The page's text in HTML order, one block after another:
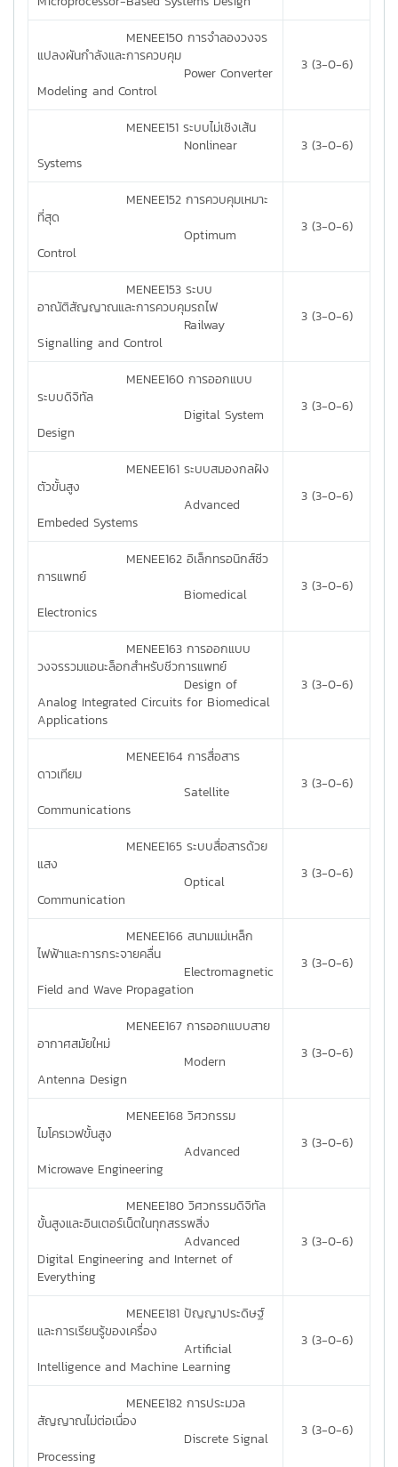
MENEE150 การจำลองวงจร
แปลงผันกำลังและการควบคุม
Power Converter
Modeling and Control
3 (3-0-6)
MENEE151 ระบบไม่เชิงเส้น
Nonlinear
Systems
3 (3-0-6)
MENEE152 การควบคุมเหมาะ
ที่สุด
Optimum
Control
3 (3-0-6)
MENEE153 ระบบ
อาณัติสัญญาณและการควบคุมรถไฟ
Railway
Signalling and Control
3 (3-0-6)
MENEE160 การออกแบบ
ระบบดิจิทัล
Digital System
Design
3 (3-0-6)
MENEE161 ระบบสมองกลฝัง
ตัวขั้นสูง
Advanced
Embeded Systems
3 (3-0-6)
MENEE162 อิเล็กทรอนิกส์ชีว
การแพทย์
Biomedical
Electronics
3 (3-0-6)
MENEE163 การออกแบบ
วงจรรวมแอนะล็อกสําหรับชีวการแพทย์
Design of
Analog Integrated Circuits for Biomedical
Applications
3 (3-0-6)
MENEE164 การสื่อสาร
ดาวเทียม
Satellite
Communications
3 (3-0-6)
MENEE165 ระบบสื่อสารด้วย
แสง
Optical
Communication
3 (3-0-6)
MENEE166 สนามแม่เหล็ก
ไฟฟ้าและการกระจายคลื่น
Electromagnetic
Field and Wave Propagation
3 (3-0-6)
MENEE167 การออกแบบสาย
อากาศสมัยใหม่
Modern
Antenna Design
3 (3-0-6)
MENEE168 วิศวกรรม
ไมโครเวฟขั้นสูง
Advanced
Microwave Engineering
3 (3-0-6)
MENEE180 วิศวกรรมดิจิทัล
ขั้นสูงและอินเตอร์เน็ตในทุกสรรพสิ่ง
Advanced
Digital Engineering and Internet of
Everything
3 (3-0-6)
MENEE181 ปัญญาประดิษฐ์
และการเรียนรู้ของเครื่อง
Artificial
Intelligence and Machine Learning
3 (3-0-6)
MENEE182 การประมวล
สัญญาณไม่ต่อเนื่อง
Discrete Signal
Processing
3 (3-0-6)